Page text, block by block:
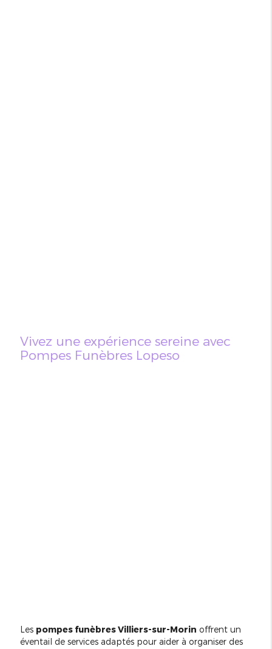
Vivez une expérience sereine avec
Pompes Funèbres Lopeso
Les pompes funèbres Villiers-sur-Morin offrent un
éventail de services adaptés pour aider à organiser des